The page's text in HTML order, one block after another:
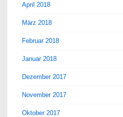
April 2018
März 2018
Februar 2018
Januar 2018
Dezember 2017
November 2017
Oktober 2017